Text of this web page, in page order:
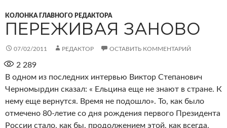
КОЛОНКА ГЛАВНОГО РЕДАКТОРА
ПЕРЕЖИВАЯ ЗАНОВО
07/02/2011 РЕДАКТОР ОСТАВИТЬ КОММЕНТАРИЙ
2 289
В одном из последних интервью Виктор Степанович
Черномырдин сказал: « Ельцина еще не знают в стране. К
нему еще вернутся. Время не подошло». То, как было
отмечено 80-летие со дня рождения первого Президента
России стало, как бы, продолжением этой, как всегда,